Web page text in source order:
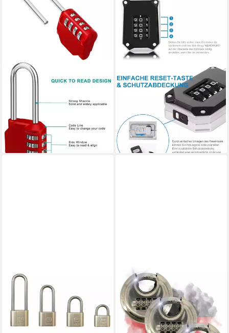
LUXUSKOLLEKTION
Vorhängeschloss
Zahlenschloss 4 Ziffern Tür
Schuppen
28,95 €
lieferbar - in 6-8 Werktagen bei dir
Vorhängeschloss
Zahlenschloss
Vorhängeschloss Langer
Bügel 57mm, 4-stellig
36,95 €
lieferbar - in 4-5 Werktagen bei dir